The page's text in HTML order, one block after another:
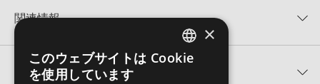
★5
★2
★1
0%
KONTAKTフォーマットは、
でお使いいただけます。無償版のKONTAKT PLAYERではお使いい
ただけませんので、ご注意ください。また、「ライブラリ・タブ」
への表示にも対応しておりません。
4GBを超えるデータに関するご注意：
FAT32でフォーマットされた
関連情報
【Loopmasters】計57ブランドのサンプルパックが30%OFF！サ
マーセール！
関連サポート情報
ENGLISH
×
このウェブサイトは Cookie
を使用しています